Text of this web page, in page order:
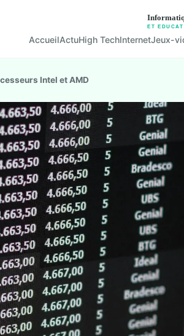
AccueilActuHigh TechInternetJeux-
Intel et AMD